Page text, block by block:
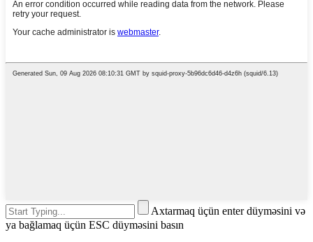
Axtarmaq üçün enter düyməsini və
ya bağlamaq üçün ESC düyməsini basın